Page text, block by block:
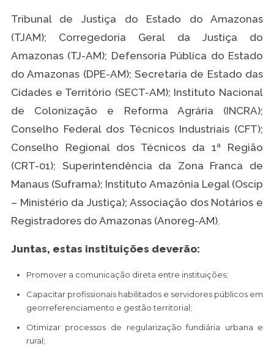
Tribunal de Justiça do Estado do Amazonas
(TJAM); Corregedoria Geral da Justiça do
Amazonas (TJ-AM); Defensoria Pública do Estado
do Amazonas (DPE-AM); Secretaria de Estado das
Cidades e Território (SECT-AM); Instituto Nacional
de Colonização e Reforma Agrária (INCRA);
Conselho Federal dos Técnicos Industriais (CFT);
Conselho Regional dos Técnicos da 1ª Região
(CRT-01); Superintendência da Zona Franca de
Manaus (Suframa); Instituto Amazônia Legal (Oscip
– Ministério da Justiça); Associação dos Notários e
Registradores do Amazonas (Anoreg-AM).
Juntas, estas instituições deverão:
Promover a comunicação direta entre instituições;
Capacitar profissionais habilitados e servidores públicos em
georreferenciamento e gestão territorial;
Otimizar processos de regularização fundiária urbana e
rural;